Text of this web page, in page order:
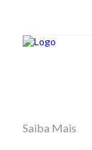
Saiba Mais